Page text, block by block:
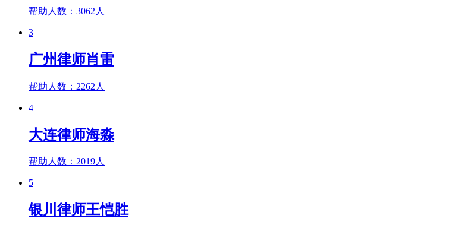
帮助人数： 3062人
3
广州律师肖雷
帮助人数： 2262人
4
大连律师海淼
帮助人数： 2019人
5
银川律师王恺胜